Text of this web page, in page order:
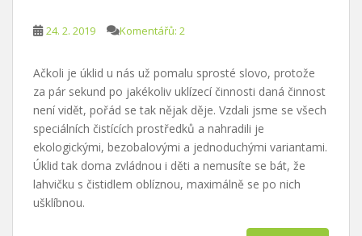
24. 2. 2019 Komentářů: 2
Ačkoli je úklid u nás už pomalu sprosté slovo, protože
za pár sekund po jakékoliv uklízecí činnosti daná činnost
není vidět, pořád se tak nějak děje. Vzdali jsme se všech
speciálních čistících prostředků a nahradili je
ekologickými, bezobalovými a jednoduchými variantami.
Úklid tak doma zvládnou i děti a nemusíte se bát, že
lahvičku s čistidlem oblíznou, maximálně se po nich
ušklíbnou.